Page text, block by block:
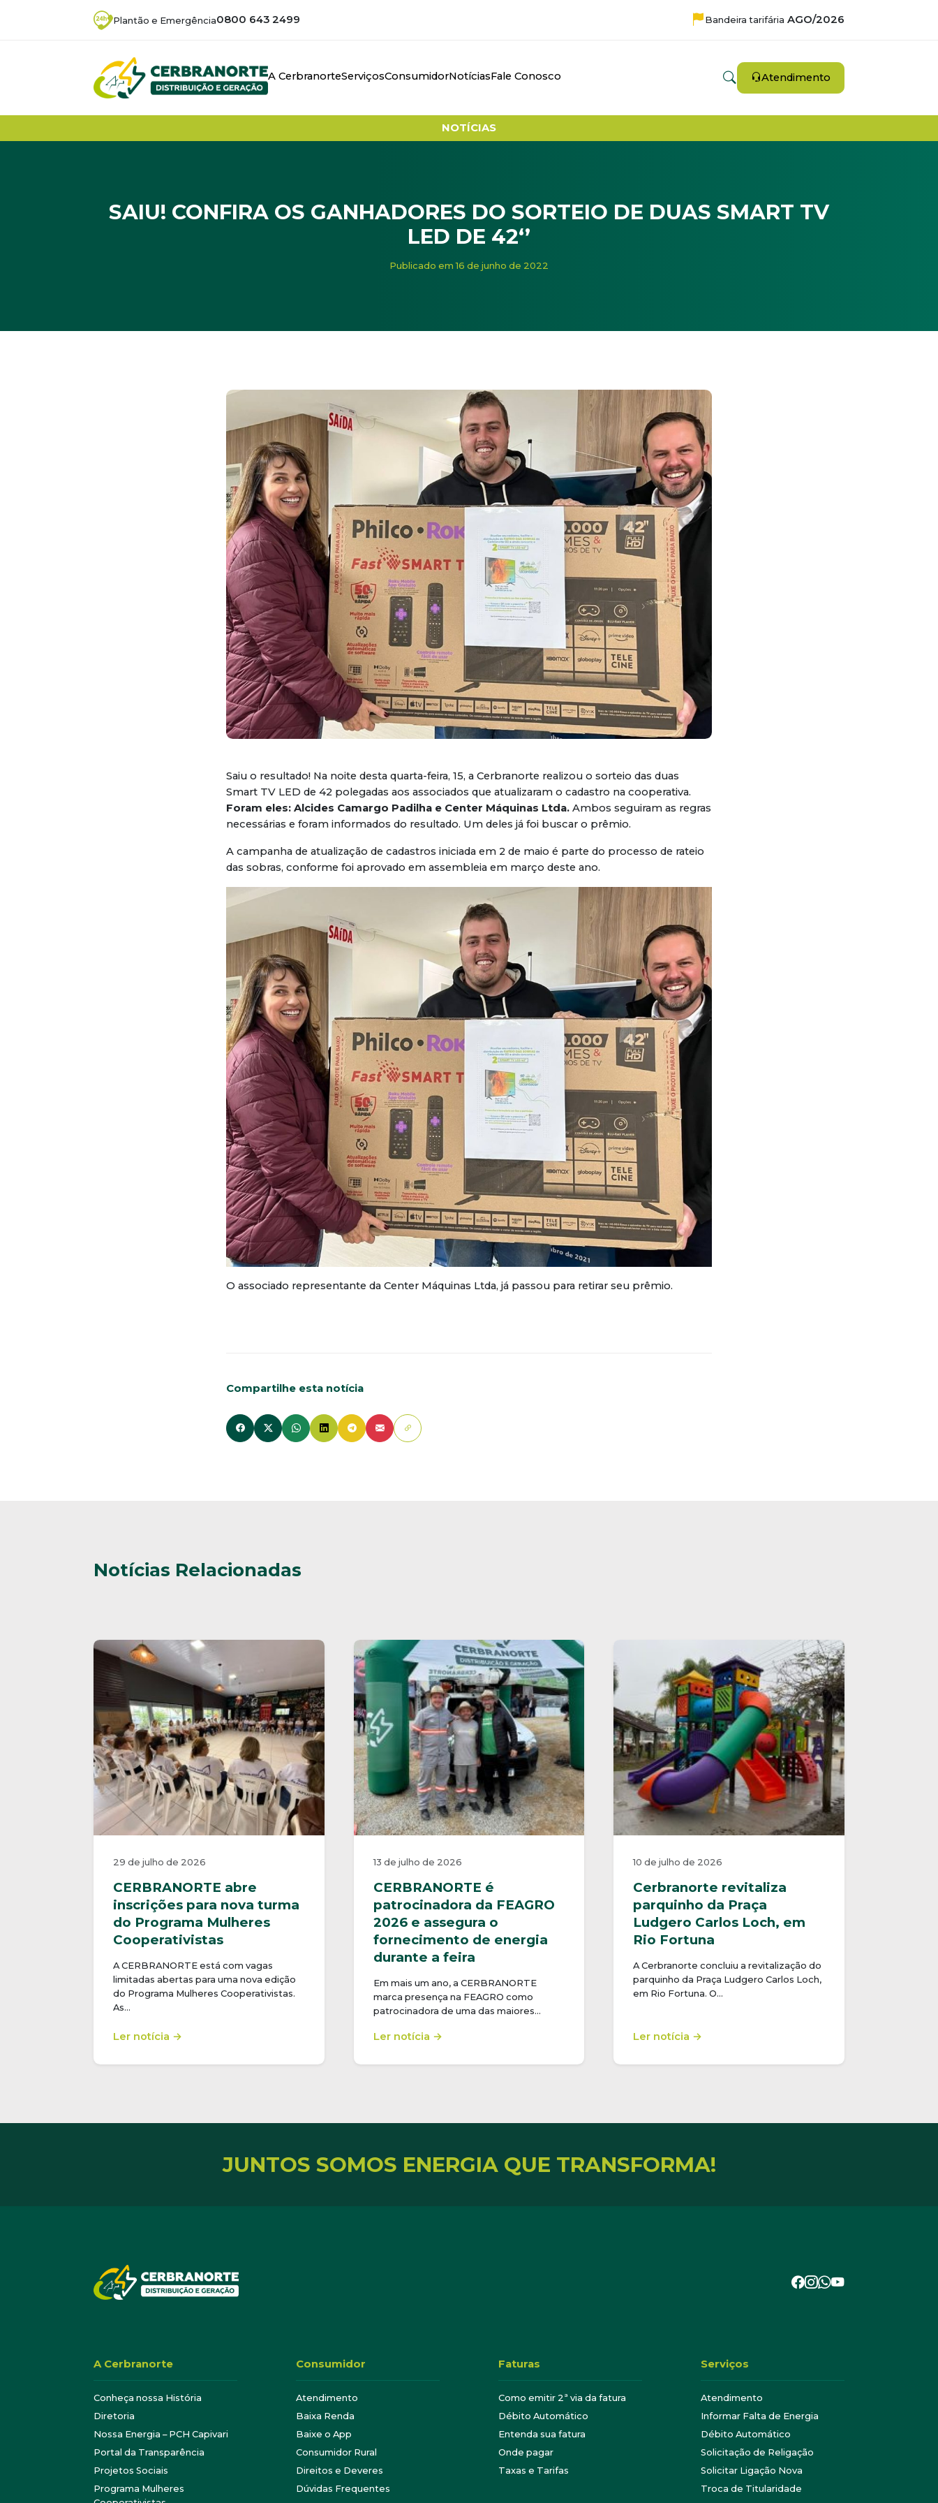
Plantão e Emergência0800 643 2499 Bandeira tarifária AGO/2026
A CerbranorteServiçosConsumidorNotíciasFale Conosco Atendimento
NOTÍCIAS
SAIU! CONFIRA OS GANHADORES DO SORTEIO DE DUAS SMART TV
LED DE 42‘’
Saiu! Confira os ganhadores do sorteio de duas Smart TV led de 42‘’
Publicado em 16 de junho de 2022
Saiu o resultado! Na noite desta quarta-feira, 15, a Cerbranorte realizou o sorteio das duas
Smart TV LED de 42 polegadas aos associados que atualizaram o cadastro na cooperativa.
Foram eles: Alcides Camargo Padilha e Center Máquinas Ltda. Ambos seguiram as regras
necessárias e foram informados do resultado. Um deles já foi buscar o prêmio.
A campanha de atualização de cadastros iniciada em 2 de maio é parte do processo de rateio
das sobras, conforme foi aprovado em assembleia em março deste ano.
O associado representante da Center Máquinas Ltda, já passou para retirar seu prêmio.
Compartilhe esta notícia
Notícias Relacionadas
29 de julho de 2026
CERBRANORTE abre
inscrições para nova turma
do Programa Mulheres
Cooperativistas
A CERBRANORTE está com vagas
limitadas abertas para uma nova edição
do Programa Mulheres Cooperativistas.
As…
Ler notícia →
13 de julho de 2026
CERBRANORTE é
patrocinadora da FEAGRO
2026 e assegura o
fornecimento de energia
durante a feira
Em mais um ano, a CERBRANORTE
marca presença na FEAGRO como
patrocinadora de uma das maiores…
Ler notícia →
10 de julho de 2026
Cerbranorte revitaliza
parquinho da Praça
Ludgero Carlos Loch, em
Rio Fortuna
A Cerbranorte concluiu a revitalização do
parquinho da Praça Ludgero Carlos Loch,
em Rio Fortuna. O…
Ler notícia →
JUNTOS SOMOS ENERGIA QUE TRANSFORMA!
A Cerbranorte
Conheça nossa História
Diretoria
Nossa Energia – PCH Capivari
Portal da Transparência
Projetos Sociais
Programa Mulheres
Consumidor
Atendimento
Baixa Renda
Baixe o App
Consumidor Rural
Direitos e Deveres
Dúvidas Frequentes
Faturas
Como emitir 2ª via da fatura
Débito Automático
Entenda sua fatura
Onde pagar
Taxas e Tarifas
Serviços
Atendimento
Informar Falta de Energia
Débito Automático
Solicitação de Religação
Solicitar Ligação Nova
Troca de Titularidade